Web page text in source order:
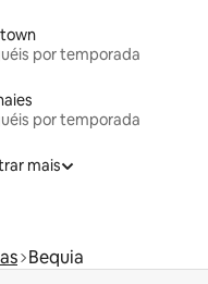
por temporada
por temporada
mais
Bequia